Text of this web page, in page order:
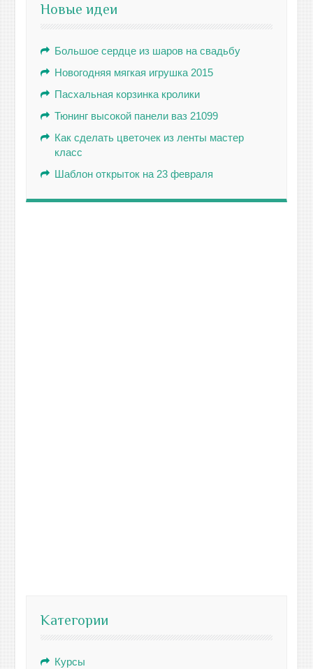
Новые идеи
Большое сердце из шаров на свадьбу
Новогодняя мягкая игрушка 2015
Пасхальная корзинка кролики
Тюнинг высокой панели ваз 21099
Как сделать цветочек из ленты мастер
класс
Шаблон открыток на 23 февраля
Категории
Курсы